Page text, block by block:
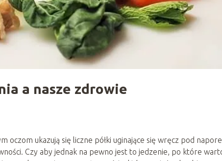
a nasze zdrowie
oczom ukazują się liczne półki uginające się wręcz pod
Czy aby jednak na pewno jest to jedzenie, po które